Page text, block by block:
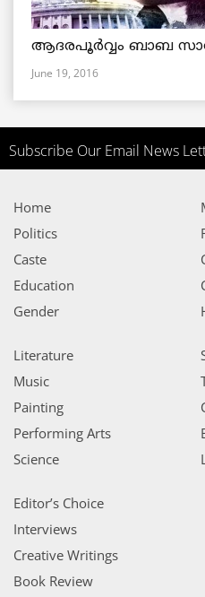
ആദരപൂര്‍വ്വം ബാബ
June 19, 2016
Subscribe Our Email News
Home
Politics
Caste
Education
Gender
Literature
Music
Painting
Performing Arts
Science
Editor’s Choice
Interviews
Creative Writings
Book Review